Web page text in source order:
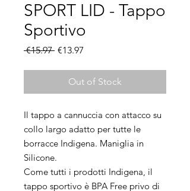
SPORT LID - Tappo
Sportivo
€15.97 Regular
€13.97
Out of Stock
Il tappo a cannuccia con attacco su
collo largo adatto per tutte le
borracce Indigena. Maniglia in
Silicone.
Come tutti i prodotti Indigena, il
tappo sportivo è BPA Free privo di